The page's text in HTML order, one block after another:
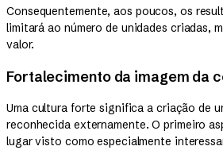
Consequentemente, aos poucos, os
limitará ao número de unidades criadas,
valor.
Fortalecimento da imagem da
Uma cultura forte significa a criação de
reconhecida externamente. O primeiro
lugar visto como especialmente